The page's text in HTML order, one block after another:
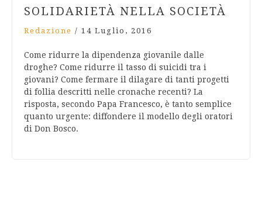
SOLIDARIETÀ NELLA SOCIETÀ
Redazione / 14 Luglio, 2016
Come ridurre la dipendenza giovanile dalle
droghe? Come ridurre il tasso di suicidi tra i
giovani? Come fermare il dilagare di tanti progetti
di follia descritti nelle cronache recenti? La
risposta, secondo Papa Francesco, è tanto semplice
quanto urgente: diffondere il modello degli oratori
di Don Bosco.